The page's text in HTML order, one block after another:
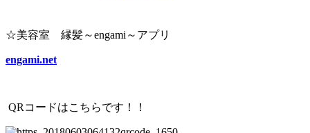
☆美容室 縁髪～engami～アプリ
engami.net
QRコードはこちらです！！